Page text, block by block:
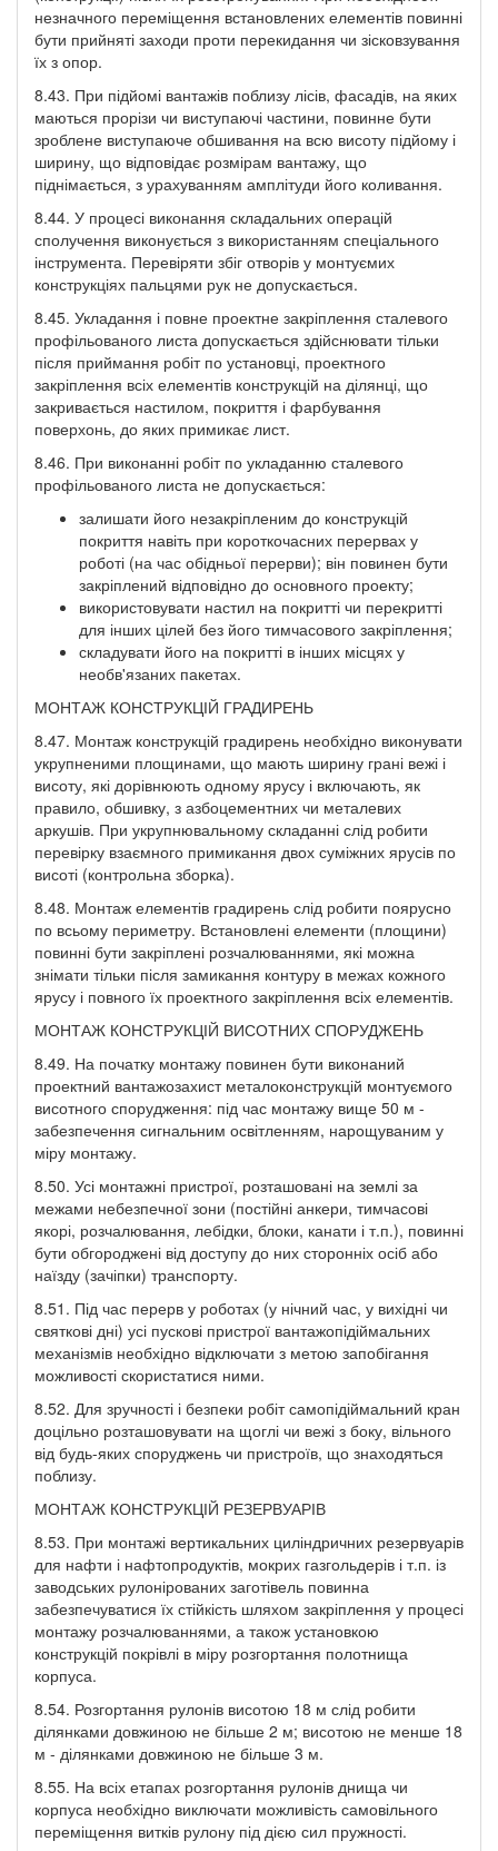
незначного переміщення встановлених елементів повинні
бути прийняті заходи проти перекидання чи зісковзування
їх з опор.
8.43. При підйомі вантажів поблизу лісів, фасадів, на яких
маються прорізи чи виступаючі частини, повинне бути
зроблене виступаюче обшивання на всю висоту підйому і
ширину, що відповідає розмірам вантажу, що
піднімається, з урахуванням амплітуди його коливання.
8.44. У процесі виконання складальних операцій
сполучення виконується з використанням спеціального
інструмента. Перевіряти збіг отворів у монтуємих
конструкціях пальцями рук не допускається.
8.45. Укладання і повне проектне закріплення сталевого
профільованого листа допускається здійснювати тільки
після приймання робіт по установці, проектного
закріплення всіх елементів конструкцій на ділянці, що
закривається настилом, покриття і фарбування
поверхонь, до яких примикає лист.
8.46. При виконанні робіт по укладанню сталевого
профільованого листа не допускається:
залишати його незакріпленим до конструкцій
покриття навіть при короткочасних перервах у
роботі (на час обідньої перерви); він повинен бути
закріплений відповідно до основного проекту;
використовувати настил на покритті чи перекритті
для інших цілей без його тимчасового закріплення;
складувати його на покритті в інших місцях у
необв'язаних пакетах.
МОНТАЖ КОНСТРУКЦІЙ ГРАДИРЕНЬ
8.47. Монтаж конструкцій градирень необхідно виконувати
укрупненими площинами, що мають ширину грані вежі і
висоту, які дорівнюють одному ярусу і включають, як
правило, обшивку, з азбоцементних чи металевих
аркушів. При укрупнювальному складанні слід робити
перевірку взаємного примикання двох суміжних ярусів по
висоті (контрольна зборка).
8.48. Монтаж елементів градирень слід робити поярусно
по всьому периметру. Встановлені елементи (площини)
повинні бути закріплені розчалюваннями, які можна
знімати тільки після замикання контуру в межах кожного
ярусу і повного їх проектного закріплення всіх елементів.
МОНТАЖ КОНСТРУКЦІЙ ВИСОТНИХ СПОРУДЖЕНЬ
8.49. На початку монтажу повинен бути виконаний
проектний вантажозахист металоконструкцій монтуємого
висотного спорудження: під час монтажу вище 50 м -
забезпечення сигнальним освітленням, нарощуваним у
міру монтажу.
8.50. Усі монтажні пристрої, розташовані на землі за
межами небезпечної зони (постійні анкери, тимчасові
якорі, розчалювання, лебідки, блоки, канати і т.п.), повинні
бути обгороджені від доступу до них сторонніх осіб або
наїзду (зачіпки) транспорту.
8.51. Під час перерв у роботах (у нічний час, у вихідні чи
святкові дні) усі пускові пристрої вантажопідіймальних
механізмів необхідно відключати з метою запобігання
можливості скористатися ними.
8.52. Для зручності і безпеки робіт самопідіймальний кран
доцільно розташовувати на щоглі чи вежі з боку, вільного
від будь-яких споруджень чи пристроїв, що знаходяться
поблизу.
МОНТАЖ КОНСТРУКЦІЙ РЕЗЕРВУАРІВ
8.53. При монтажі вертикальних циліндричних резервуарів
для нафти і нафтопродуктів, мокрих газгольдерів і т.п. із
заводських рулонірованих заготівель повинна
забезпечуватися їх стійкість шляхом закріплення у процесі
монтажу розчалюваннями, а також установкою
конструкцій покрівлі в міру розгортання полотнища
корпуса.
8.54. Розгортання рулонів висотою 18 м слід робити
ділянками довжиною не більше 2 м; висотою не менше 18
м - ділянками довжиною не більше 3 м.
8.55. На всіх етапах розгортання рулонів днища чи
корпуса необхідно виключати можливість самовільного
переміщення витків рулону під дією сил пружності.